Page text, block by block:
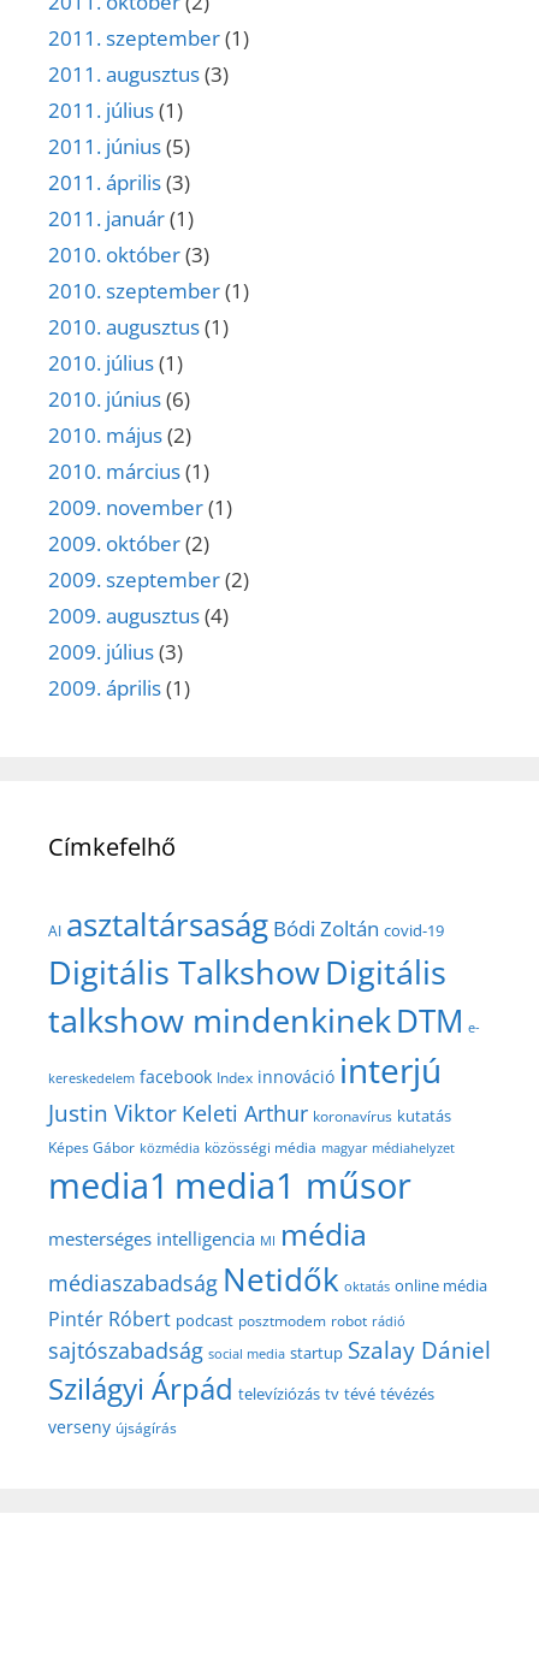
2011. szeptember(1)
2011. augusztus(3)
2011. július(1)
2011. június(5)
2011. április(3)
2011. január(1)
2010. október(3)
2010. szeptember(1)
2010. augusztus(1)
2010. július(1)
2010. június(6)
2010. május(2)
2010. március(1)
2009. november(1)
2009. október(2)
2009. szeptember(2)
2009. augusztus(4)
2009. július(3)
2009. április(1)
Címkefelhő
AI asztaltársaság Bódi Zoltán covid-19
Digitális TalkshowDigitális
talkshow mindenkinekDTM e-
kereskedelem facebook Index innováció interjú
Justin Viktor Keleti Arthur koronavírus kutatás
Képes Gábor közmédia közösségi média magyar médiahelyzet
media1 media1 műsor
mesterséges intelligencia MI média
médiaszabadság Netidők oktatás online média
Pintér Róbert podcast posztmodem robot rádió
sajtószabadság social media startup Szalay Dániel
Szilágyi Árpád televíziózás tv tévé tévézés
verseny újságírás